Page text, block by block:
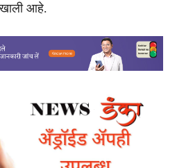
आहे.